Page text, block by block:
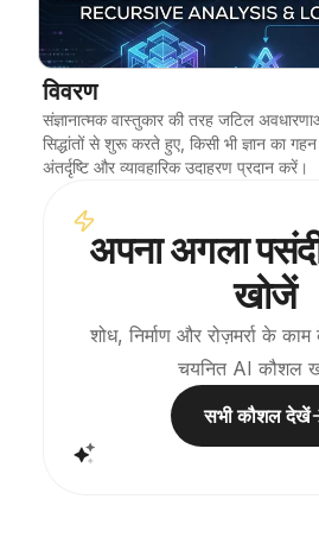
ब्लॉग
अपडेट
विवरण
संज्ञानात्मक वास्तुकार की तरह जटिल
सिद्धांतों से शुरू करते हुए, किसी भी ज्ञान का
अंतर्दृष्टि और व्यावहारिक उदाहरण प्रदान करें।
अपना अगला
खोजें
शोध, निर्माण और रोज़मर्रा के
चयनित AI कौशल
सभी कौशल देखें